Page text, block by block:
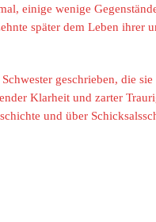
einige wenige
später dem Leben ihrer
geschrieben, die
Klarheit und zarter
und über